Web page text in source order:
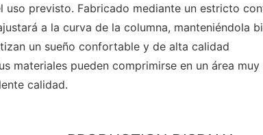
previsto. Fabricado mediante un estricto
a la curva de la columna, manteniéndola
un sueño confortable y de alta calidad
materiales pueden comprimirse en un área
calidad.